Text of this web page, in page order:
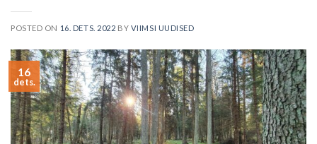
POSTED ON 16. DETS. 2022 BY VIIMSI UUDISED
16
dets.